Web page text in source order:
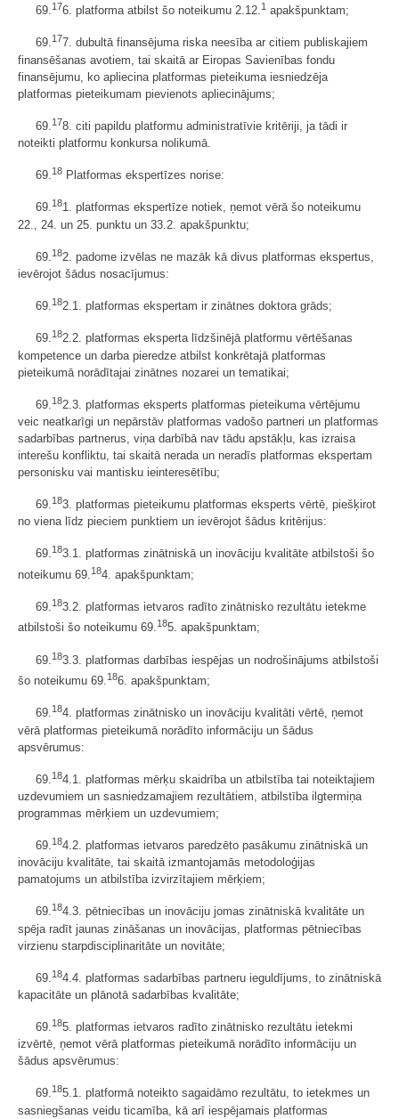
69.176. platforma atbilst šo noteikumu 2.12.1 apakšpunktam;
69.177. dubultā finansējuma riska neesība ar citiem publiskajiem
finansēšanas avotiem, tai skaitā ar Eiropas Savienības fondu
finansējumu, ko apliecina platformas pieteikuma iesniedzēja
platformas pieteikumam pievienots apliecinājums;
69.178. citi papildu platformu administratīvie kritēriji, ja tādi ir
noteikti platformu konkursa nolikumā.
69.18 Platformas ekspertīzes norise:
69.181. platformas ekspertīze notiek, ņemot vērā šo noteikumu
22., 24. un 25. punktu un 33.2. apakšpunktu;
69.182. padome izvēlas ne mazāk kā divus platformas ekspertus,
ievērojot šādus nosacījumus:
69.182.1. platformas ekspertam ir zinātnes doktora grāds;
69.182.2. platformas eksperta līdzšinējā platformu vērtēšanas
kompetence un darba pieredze atbilst konkrētajā platformas
pieteikumā norādītajai zinātnes nozarei un tematikai;
69.182.3. platformas eksperts platformas pieteikuma vērtējumu
veic neatkarīgi un nepārstāv platformas vadošo partneri un platformas
sadarbības partnerus, viņa darbībā nav tādu apstākļu, kas izraisa
interešu konfliktu, tai skaitā nerada un neradīs platformas ekspertam
personisku vai mantisku ieinteresētību;
69.183. platformas pieteikumu platformas eksperts vērtē, piešķirot
no viena līdz pieciem punktiem un ievērojot šādus kritērijus:
69.183.1. platformas zinātniskā un inovāciju kvalitāte atbilstoši šo
noteikumu 69.184. apakšpunktam;
69.183.2. platformas ietvaros radīto zinātnisko rezultātu ietekme
atbilstoši šo noteikumu 69.185. apakšpunktam;
69.183.3. platformas darbības iespējas un nodrošinājums atbilstoši
šo noteikumu 69.186. apakšpunktam;
69.184. platformas zinātnisko un inovāciju kvalitāti vērtē, ņemot
vērā platformas pieteikumā norādīto informāciju un šādus
apsvērumus:
69.184.1. platformas mērķu skaidrība un atbilstība tai noteiktajiem
uzdevumiem un sasniedzamajiem rezultātiem, atbilstība ilgtermiņa
programmas mērķiem un uzdevumiem;
69.184.2. platformas ietvaros paredzēto pasākumu zinātniskā un
inovāciju kvalitāte, tai skaitā izmantojamās metodoloģijas
pamatojums un atbilstība izvirzītajiem mērķiem;
69.184.3. pētniecības un inovāciju jomas zinātniskā kvalitāte un
spēja radīt jaunas zināšanas un inovācijas, platformas pētniecības
virzienu starpdisciplinaritāte un novitāte;
69. 184.4. platformas sadarbības partneru ieguldījums, to zinātniskā
kapacitāte un plānotā sadarbības kvalitāte;
69.185. platformas ietvaros radīto zinātnisko rezultātu ietekmi
izvērtē, ņemot vērā platformas pieteikumā norādīto informāciju un
šādus apsvērumus:
69.185.1. platformā noteikto sagaidāmo rezultātu, to ietekmes un
sasniegšanas veidu ticamība, kā arī iespējamais platformas